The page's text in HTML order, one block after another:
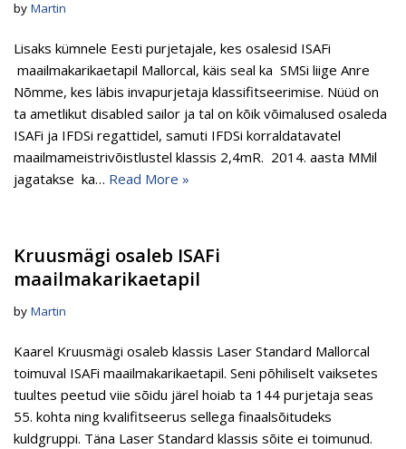
by Martin
Lisaks kümnele Eesti purjetajale, kes osalesid ISAFi
maailmakarikaetapil Mallorcal, käis seal ka SMSi liige Anre
Nõmme, kes läbis invapurjetaja klassifitseerimise. Nüüd on
ta ametlikut disabled sailor ja tal on kõik võimalused osaleda
ISAFi ja IFDSi regattidel, samuti IFDSi korraldatavatel
maailmameistrivõistlustel klassis 2,4mR. 2014. aasta MMil
jagatakse ka… Read More »
Kruusmägi osaleb ISAFi
maailmakarikaetapil
by Martin
Kaarel Kruusmägi osaleb klassis Laser Standard Mallorcal
toimuval ISAFi maailmakarikaetapil. Seni põhiliselt vaiksetes
tuultes peetud viie sõidu järel hoiab ta 144 purjetaja seas
55. kohta ning kvalifitseerus sellega finaalsõitudeks
kuldgruppi. Täna Laser Standard klassis sõite ei toimunud.